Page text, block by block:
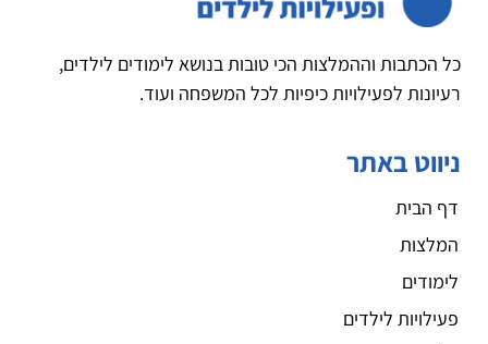
כל הכתבות וההמלצות הכי טובות בנושא לימודים לילדים,
רעיונות לפעילויות כיפיות לכל המשפחה ועוד.
ניווט באתר
דף הבית
המלצות
לימודים
פעילויות לילדים